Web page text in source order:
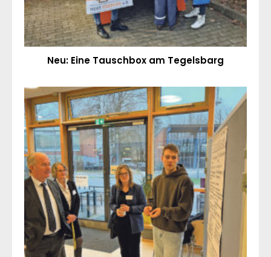
Neu: Eine Tauschbox am Tegelsbarg